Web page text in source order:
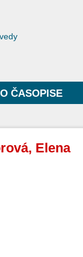
O ČASOPISE
Elena